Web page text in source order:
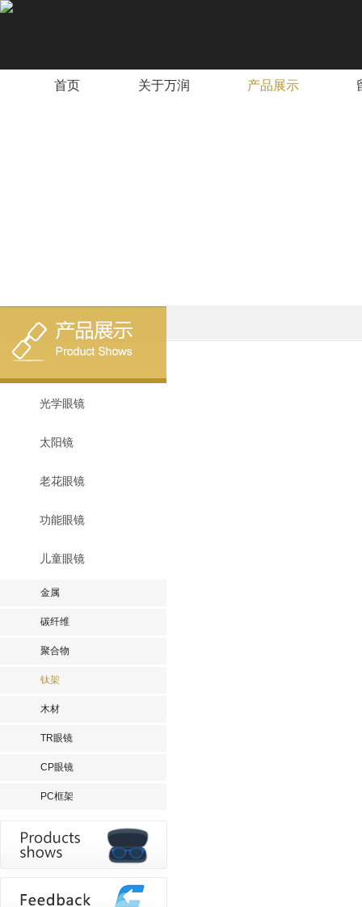
首页 关于万润 产品展示
光学眼镜
太阳镜
老花眼镜
功能眼镜
儿童眼镜
金属
碳纤维
聚合物
钛架
木材
TR眼镜
CP眼镜
PC框架